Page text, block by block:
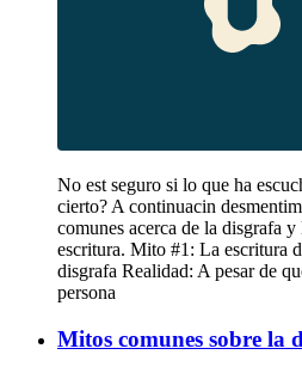
No est seguro si lo que ha
cierto? A continuacin
comunes acerca de la disgrafa
escritura. Mito #1: La escritura
disgrafa Realidad: A pesar de
persona
Mitos comunes sobre la